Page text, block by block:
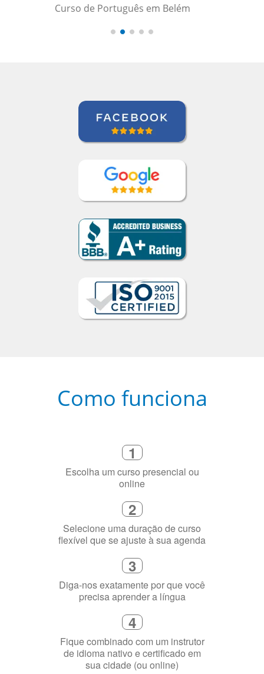
Escolha um curso presencial ou
online
2
Selecione uma duração de curso
flexível que se ajuste à sua agenda
3
Diga-nos exatamente por que você
precisa aprender a língua
4
Fique combinado com um instrutor
de idioma nativo e certificado em
sua cidade (ou online)
5